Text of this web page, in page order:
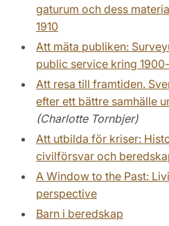
gaturum och dess
1910
Att mäta publiken:
public service kring
Att resa till framtiden.
efter ett bättre samhälle
(Charlotte Tornbjer)
Att utbilda för kriser:
civilförsvar och
A Window to the Past:
perspective
Barn i beredskap